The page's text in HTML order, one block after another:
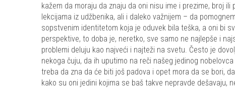
kažem da moraju da znaju da oni nisu ime i prezime, broj
lekcijama iz udžbenika, ali i daleko važnijem – da
sopstvenim identitetom koja je oduvek bila teška, a oni bi
perspektive, to doba je, neretko, sve samo ne najlepše i
problemi deluju kao najveći i najteži na svetu. Često je
nekoga čuju, da ih uputimo na reči našeg jedinog
treba da zna da će biti još padova i opet mora da se bori,
kako su oni jedini kojima se baš takve nepravde dešavaju,